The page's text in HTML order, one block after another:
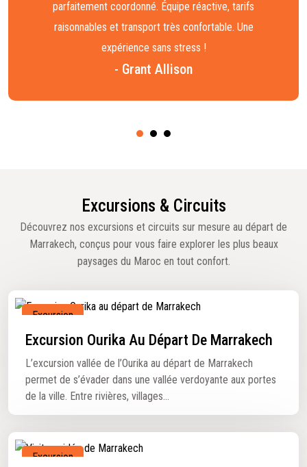
parfaitement coordonné. Équipe réactive, tarifs
raisonnables et transport très confortable. Une
expérience sans stress !
- Grant Allison
Excursions & Circuits
Découvrez nos excursions et circuits sur mesure au départ de
Marrakech, conçus pour vous faire explorer les plus beaux
paysages du Maroc en tout confort.
Excursion
Excursion Ourika Au Départ De Marrakech
L’excursion vallée de l’Ourika au départ de Marrakech
permet de s’évader dans une vallée verdoyante aux portes
de la ville. Entre rivières, villages...
Excursion